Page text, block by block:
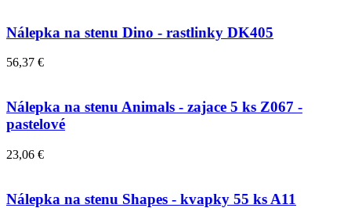
Nálepka na stenu Dino - rastlinky DK405
56,37 €
Nálepka na stenu Animals - zajace 5 ks Z067 -
pastelové
23,06 €
Nálepka na stenu Shapes - kvapky 55 ks A11